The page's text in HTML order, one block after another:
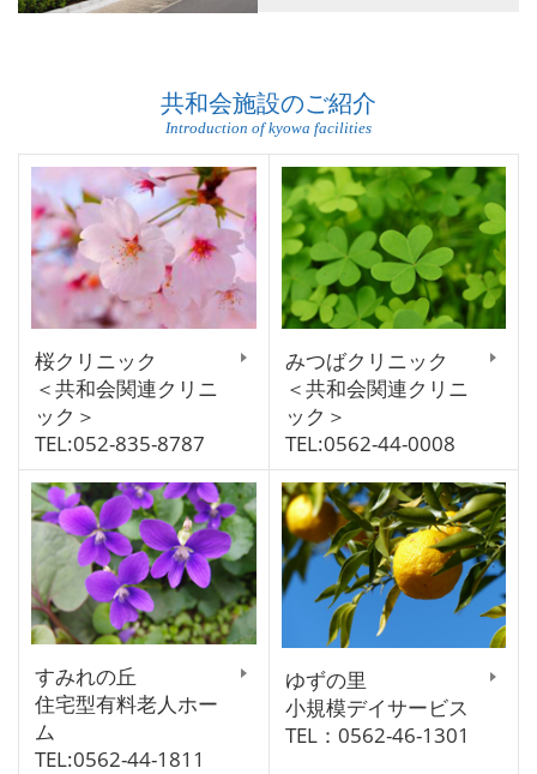
共和会施設のご紹介
Introduction of kyowa facilities
桜クリニック
＜共和会関連クリニ
ック＞
TEL:052-835-8787
みつばクリニック
＜共和会関連クリニ
ック＞
TEL:0562-44-0008
すみれの丘
住宅型有料老人ホー
ム
TEL:0562-44-1811
ゆずの里
小規模デイサービス
TEL：0562-46-1301